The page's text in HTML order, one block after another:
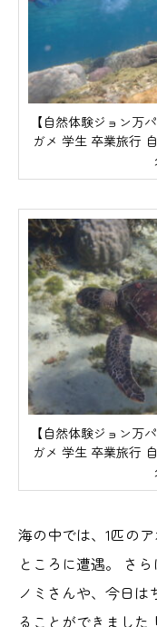
【自然体験ジョン万
ガメ 学生 卒業旅行
【自然体験ジョン万
ガメ 学生 卒業旅行
海の中では、1匹の
ところに遭遇。 さ
ノミさんや、今日
ることができました